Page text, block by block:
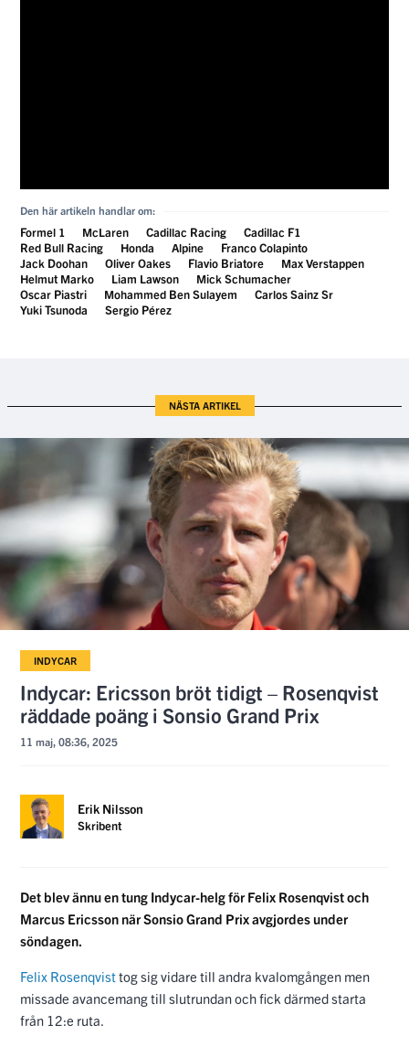
Den här artikeln handlar om:
Formel 1 McLaren Cadillac Racing
Cadillac F1
Red Bull Racing
Honda Alpine
Franco Colapinto
Jack Doohan
Oliver Oakes Flavio Briatore
Max Verstappen
Helmut Marko
Liam Lawson
Mick Schumacher
Oscar Piastri
Mohammed Ben Sulayem
Carlos Sainz Sr
Yuki Tsunoda
Sergio Pérez
NÄSTA ARTIKEL
INDYCAR
Indycar: Ericsson bröt tidigt – Rosenqvist
räddade poäng i Sonsio Grand Prix
11 maj, 08:36, 2025
Erik Nilsson
Skribent
Det blev ännu en tung Indycar-helg för Felix Rosenqvist och
Marcus Ericsson när Sonsio Grand Prix avgjordes under
söndagen.
Felix Rosenqvisttog sig vidare till andra kvalomgången men
missade avancemang till slutrundan och fick därmed starta
från 12:e ruta.